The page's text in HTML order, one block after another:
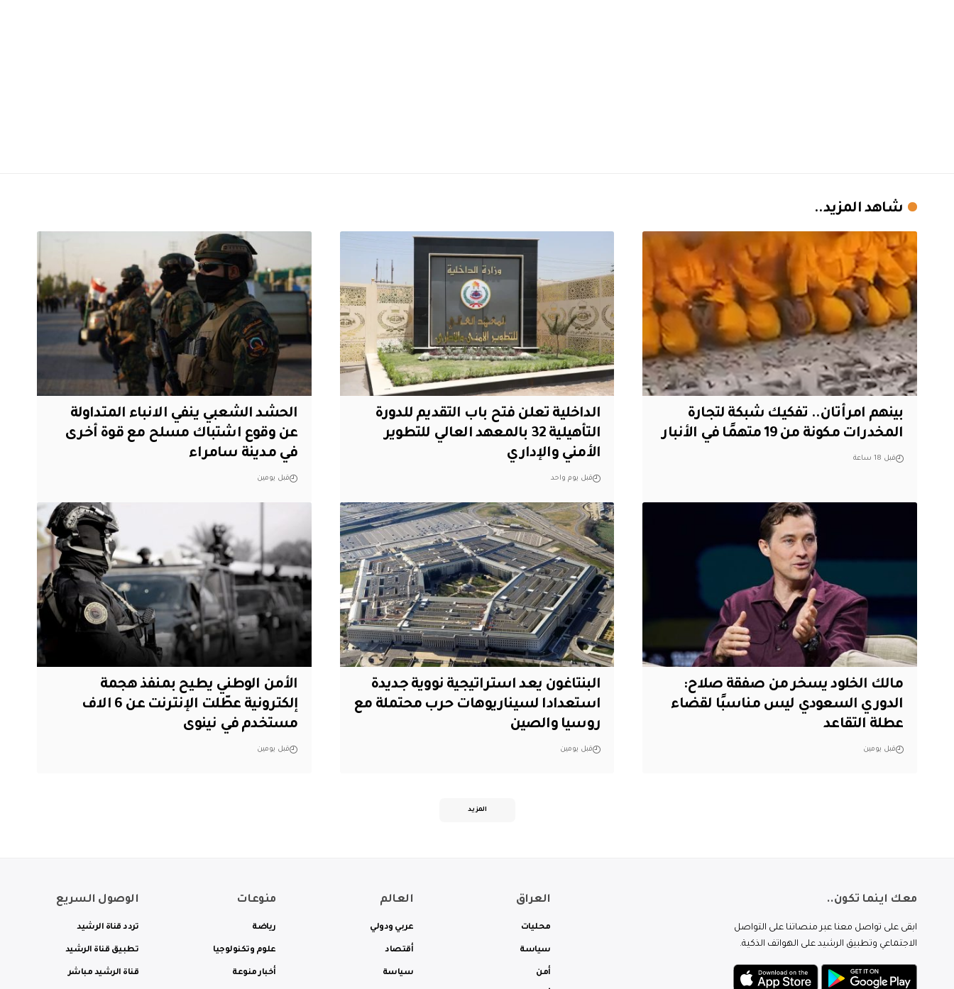
شاهد المزيد..
بينهم امرأتان.. تفكيك شبكة لتجارة
المخدرات مكونة من 19 متهمًا في الأنبار
قبل 18 ساعة
الداخلية تعلن فتح باب التقديم للدورة
التأهيلية 32 بالمعهد العالي للتطوير
الأمني والإداري
قبل يوم واحد
الحشد الشعبي ينفي الانباء المتداولة
عن وقوع اشتباك مسلح مع قوة أخرى
في مدينة سامراء
قبل يومين
مالك الخلود يسخر من صفقة صلاح:
الدوري السعودي ليس مناسبًا لقضاء
عطلة التقاعد
قبل يومين
البنتاغون يعد استراتيجية نووية جديدة
استعدادا لسيناريوهات حرب محتملة مع
روسيا والصين
قبل يومين
الأمن الوطني يطيح بمنفذ هجمة
إلكترونية عطّلت الإنترنت عن 6 الاف
مستخدم في نينوى
قبل يومين
المزيد
معك اينما تكون..
ابقى على تواصل معنا عبر منصاتنا على التواصل
الاجتماعي وتطبيق الرشيد على الهواتف الذكية.
العراق
محليات
سياسة
أمن
العالم
عربي ودولي
أقتصاد
سياسة
منوعات
رياضة
علوم وتكنولوجيا
أخبار منوعة
الوصول السريع
تردد قناة الرشيد
تطبيق قناة الرشيد
قناة الرشيد مباشر